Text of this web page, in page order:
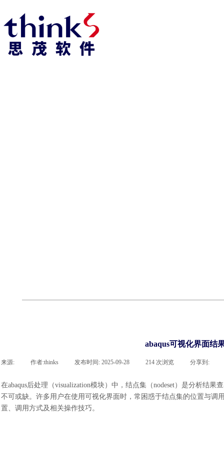
abaqus可视化界面结
来源: 作者:thinks 发布时间: 2025-09-28 214 次浏览 分享到:
在abaqus后处理（visualization模块）中，结点集（nodeset）是分析结
不可或缺。许多用户在使用可视化界面时，常困惑于结点集的位置与调
置、调用方式及相关操作技巧。